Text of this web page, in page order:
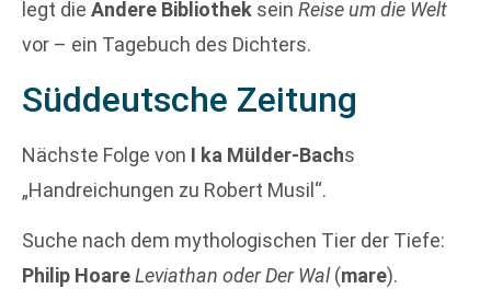
legt die Andere Bibliothek sein Reise um die Welt
vor – ein Tagebuch des Dichters.
Süddeutsche Zeitung
Nächste Folge von I ka Mülder-Bachs
„Handreichungen zu Robert Musil“.
Suche nach dem mythologischen Tier der Tiefe:
Philip HoareLeviathan oder Der Wal(mare).